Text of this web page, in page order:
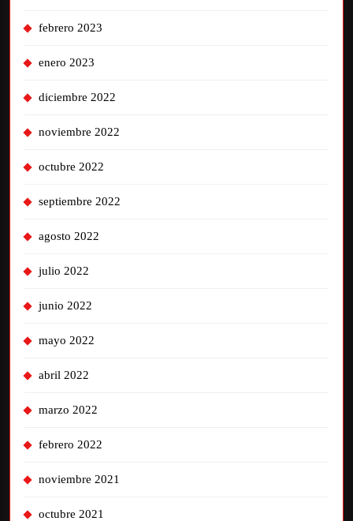
febrero 2023
enero 2023
diciembre 2022
noviembre 2022
octubre 2022
septiembre 2022
agosto 2022
julio 2022
junio 2022
mayo 2022
abril 2022
marzo 2022
febrero 2022
noviembre 2021
octubre 2021